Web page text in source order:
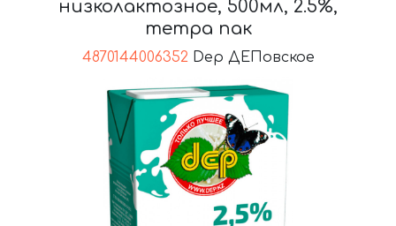
низколактозное, 500мл, 2.5%,
тетра пак
4870144006352Dep ДЕПовское